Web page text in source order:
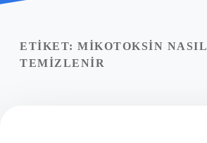
Yasal Uyarı
ETIKET: MIKOTOKSIN NASIL
TEMIZLENIR